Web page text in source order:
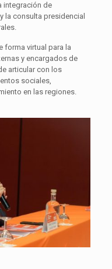
integración de
la consulta presidencial
forma virtual para la
y encargados de
articular con los
sociales,
en las regiones.